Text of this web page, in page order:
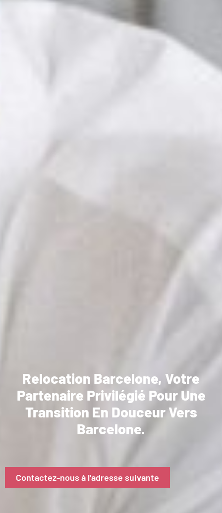
Relocation Barcelone, Votre
Partenaire Privilégié Pour Une
Transition En Douceur Vers
Barcelone.
Contactez-nous à l'adresse suivante